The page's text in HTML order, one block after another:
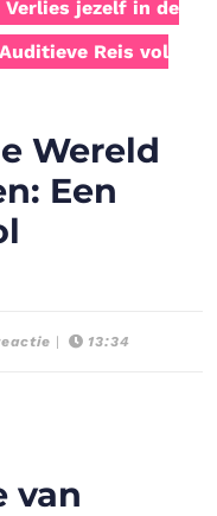
Verlies jezelf in de
Reis vol
Wereld
Een
13:34
van